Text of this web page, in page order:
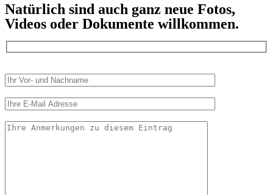
Natürlich sind auch ganz neue Fotos,
Videos oder Dokumente willkommen.